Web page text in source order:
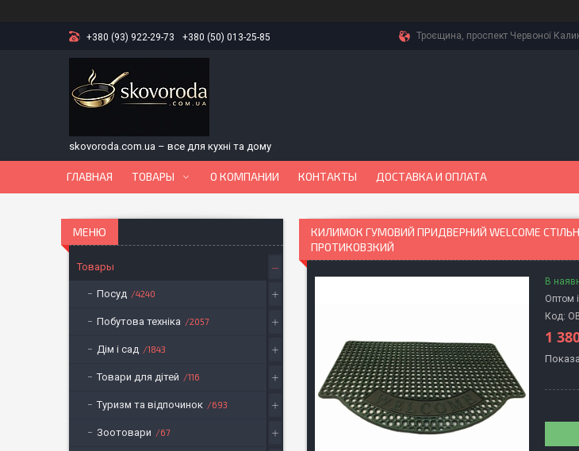
+380 (93) 922-29-73 +380 (50) 013-25-85 Троєщина, проспект Червоної
skovoroda.com.ua – все для кухні та дому
ГЛАВНАЯ ТОВАРЫ О КОМПАНИИ КОНТАКТЫ ДОСТАВКА И ОПЛАТА
КИЛИМОК ГУМОВИЙ ПРИДВЕРНИЙ WELCOME
ПРОТИКОВЗКИЙ
В
Оптом
Код:
1
Товары
Посуд 4240
Побутова техніка 2057
Дім і сад 1843
Товари для дітей 116
Туризм та відпочинок 693
Зоотовари 67